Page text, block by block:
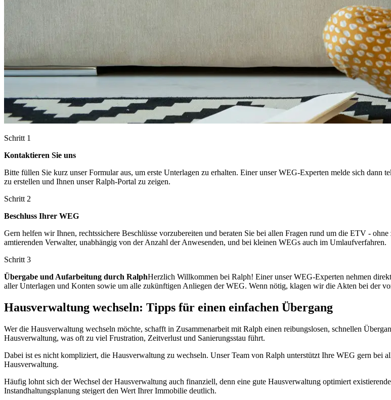
Schritt 1
Kontaktieren Sie uns
Bitte füllen Sie kurz unser Formular aus, um erste Unterlagen zu erhalten. Einer unser WEG-Experten melde sich
zu erstellen und Ihnen unser Ralph-Portal zu zeigen.
Schritt 2
Beschluss Ihrer WEG
Gern helfen wir Ihnen, rechtssichere Beschlüsse vorzubereiten und beraten Sie bei allen Fragen rund um die ETV -
amtierenden Verwalter, unabhängig von der Anzahl der Anwesenden, und bei kleinen WEGs auch im Umlaufverfahren.
Schritt 3
Übergabe und Aufarbeitung durch RalphHerzlich Willkommen bei Ralph! Einer unser WEG-Experten nehmen
aller Unterlagen und Konten sowie um alle zukünftigen Anliegen der WEG. Wenn nötig, klagen wir die Akten bei der
Hausverwaltung wechseln: Tipps für einen einfachen Übergang
Wer die Hausverwaltung wechseln möchte, schafft in Zusammenarbeit mit Ralph einen reibungslosen, schnellen
Hausverwaltung, was oft zu viel Frustration, Zeitverlust und Sanierungsstau führt.
Dabei ist es nicht kompliziert, die Hausverwaltung zu wechseln. Unser Team von Ralph unterstützt Ihre WEG gern bei
Hausverwaltung.
Häufig lohnt sich der Wechsel der Hausverwaltung auch finanziell, denn eine gute Hausverwaltung optimiert
Instandhaltungsplanung steigert den Wert Ihrer Immobilie deutlich.